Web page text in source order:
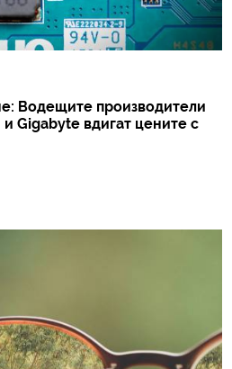
Водещите производители
Gigabyte вдигат цените с